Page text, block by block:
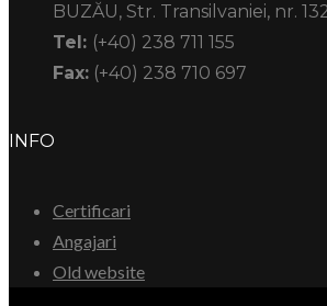
BUZĂU, Str. Transilvaniei, nr.
Tel: (+40) 238 711 155
Fax: (+40) 238 710 697
INFO
Certificari
Angajari
Old website